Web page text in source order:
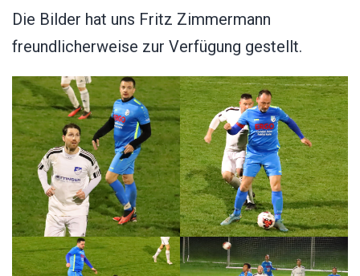
Die Bilder hat uns Fritz Zimmermann
freundlicherweise zur Verfügung gestellt.